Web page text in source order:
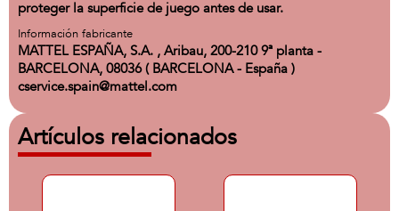
proteger la superficie de juego antes de usar.
Información fabricante
MATTEL ESPAÑA, S.A. , Aribau, 200-210 9ª planta -
BARCELONA, 08036 ( BARCELONA - España )
cservice.spain@mattel.com
Artículos relacionados